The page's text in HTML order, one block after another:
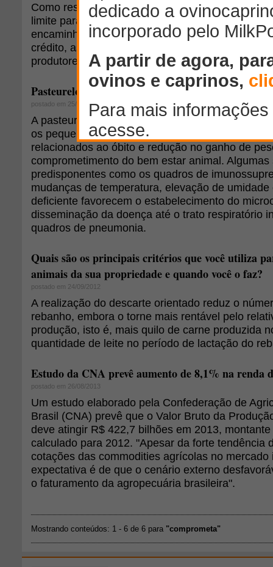
Como resposta à iniciativa ruralista de prorrogar
limite para a regularização de terras, o Ministério
encaminhará no início desta semana ao
crédito, assistência técnica, mais prazo e menos
produtores rurais se enquadrarem na lei e
Pasteurelose em pequenos ruminantes
postado em 25/03/2010
A pasteurelose representa uma importante
os pequenos ruminantes, levando a prejuízos
relacionados ao óbito e redução no ganho de
comprometimento do bem estar animal. Algumas
predisponentes como os quadros de
mudanças de temperatura, elevação de umidade
deficiente favorecem o estabelecimento do
disseminação da doença até o trato respiratório
quadros de pneumonia.
Quais são os principais critérios que você utiliza
animais da sua propriedade e quando você o faz?
postado em 24/09/2012
A realização do descarte orientado reduz o
rebanho, embora o torne mais rentável pelo
produção, isto é, mais quilo de carne produzida
quantidade de leite no período de lactação do
Estudo da CNA prevê aumento de 8,1% na renda
postado em 26/08/2013
Um estudo elaborado pela Confederação de
Brasil (CNA) prevê que o Valor Bruto da
deve atingir R$ 422,7 bilhões em 2013,
calculado para 2012. "Apesar da forte tendência
cotações das commodities agrícolas no mercado
expectativa é de que o cenário externo
o faturamento da agropecuária brasileira".
Mostrando conteúdos: 1 - 6 de 6 para "comprometa"